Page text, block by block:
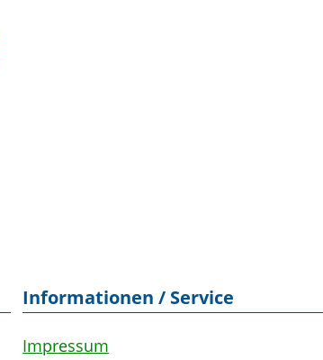
Informationen / Service
Impressum